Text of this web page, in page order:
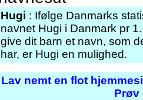
Hugi : Ifølge Danmarks
navnet Hugi i Danmark pr
give dit barn et navn, som
har, er Hugi en mulighed.
Lav nemt en flot
Prøv